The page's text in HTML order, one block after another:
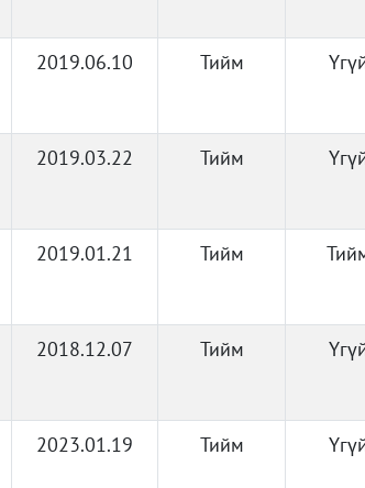
2019.06.10 Тийм
2019.03.22 Тийм
2019.01.21 Тийм
2018.12.07 Тийм
2023.01.19 Тийм